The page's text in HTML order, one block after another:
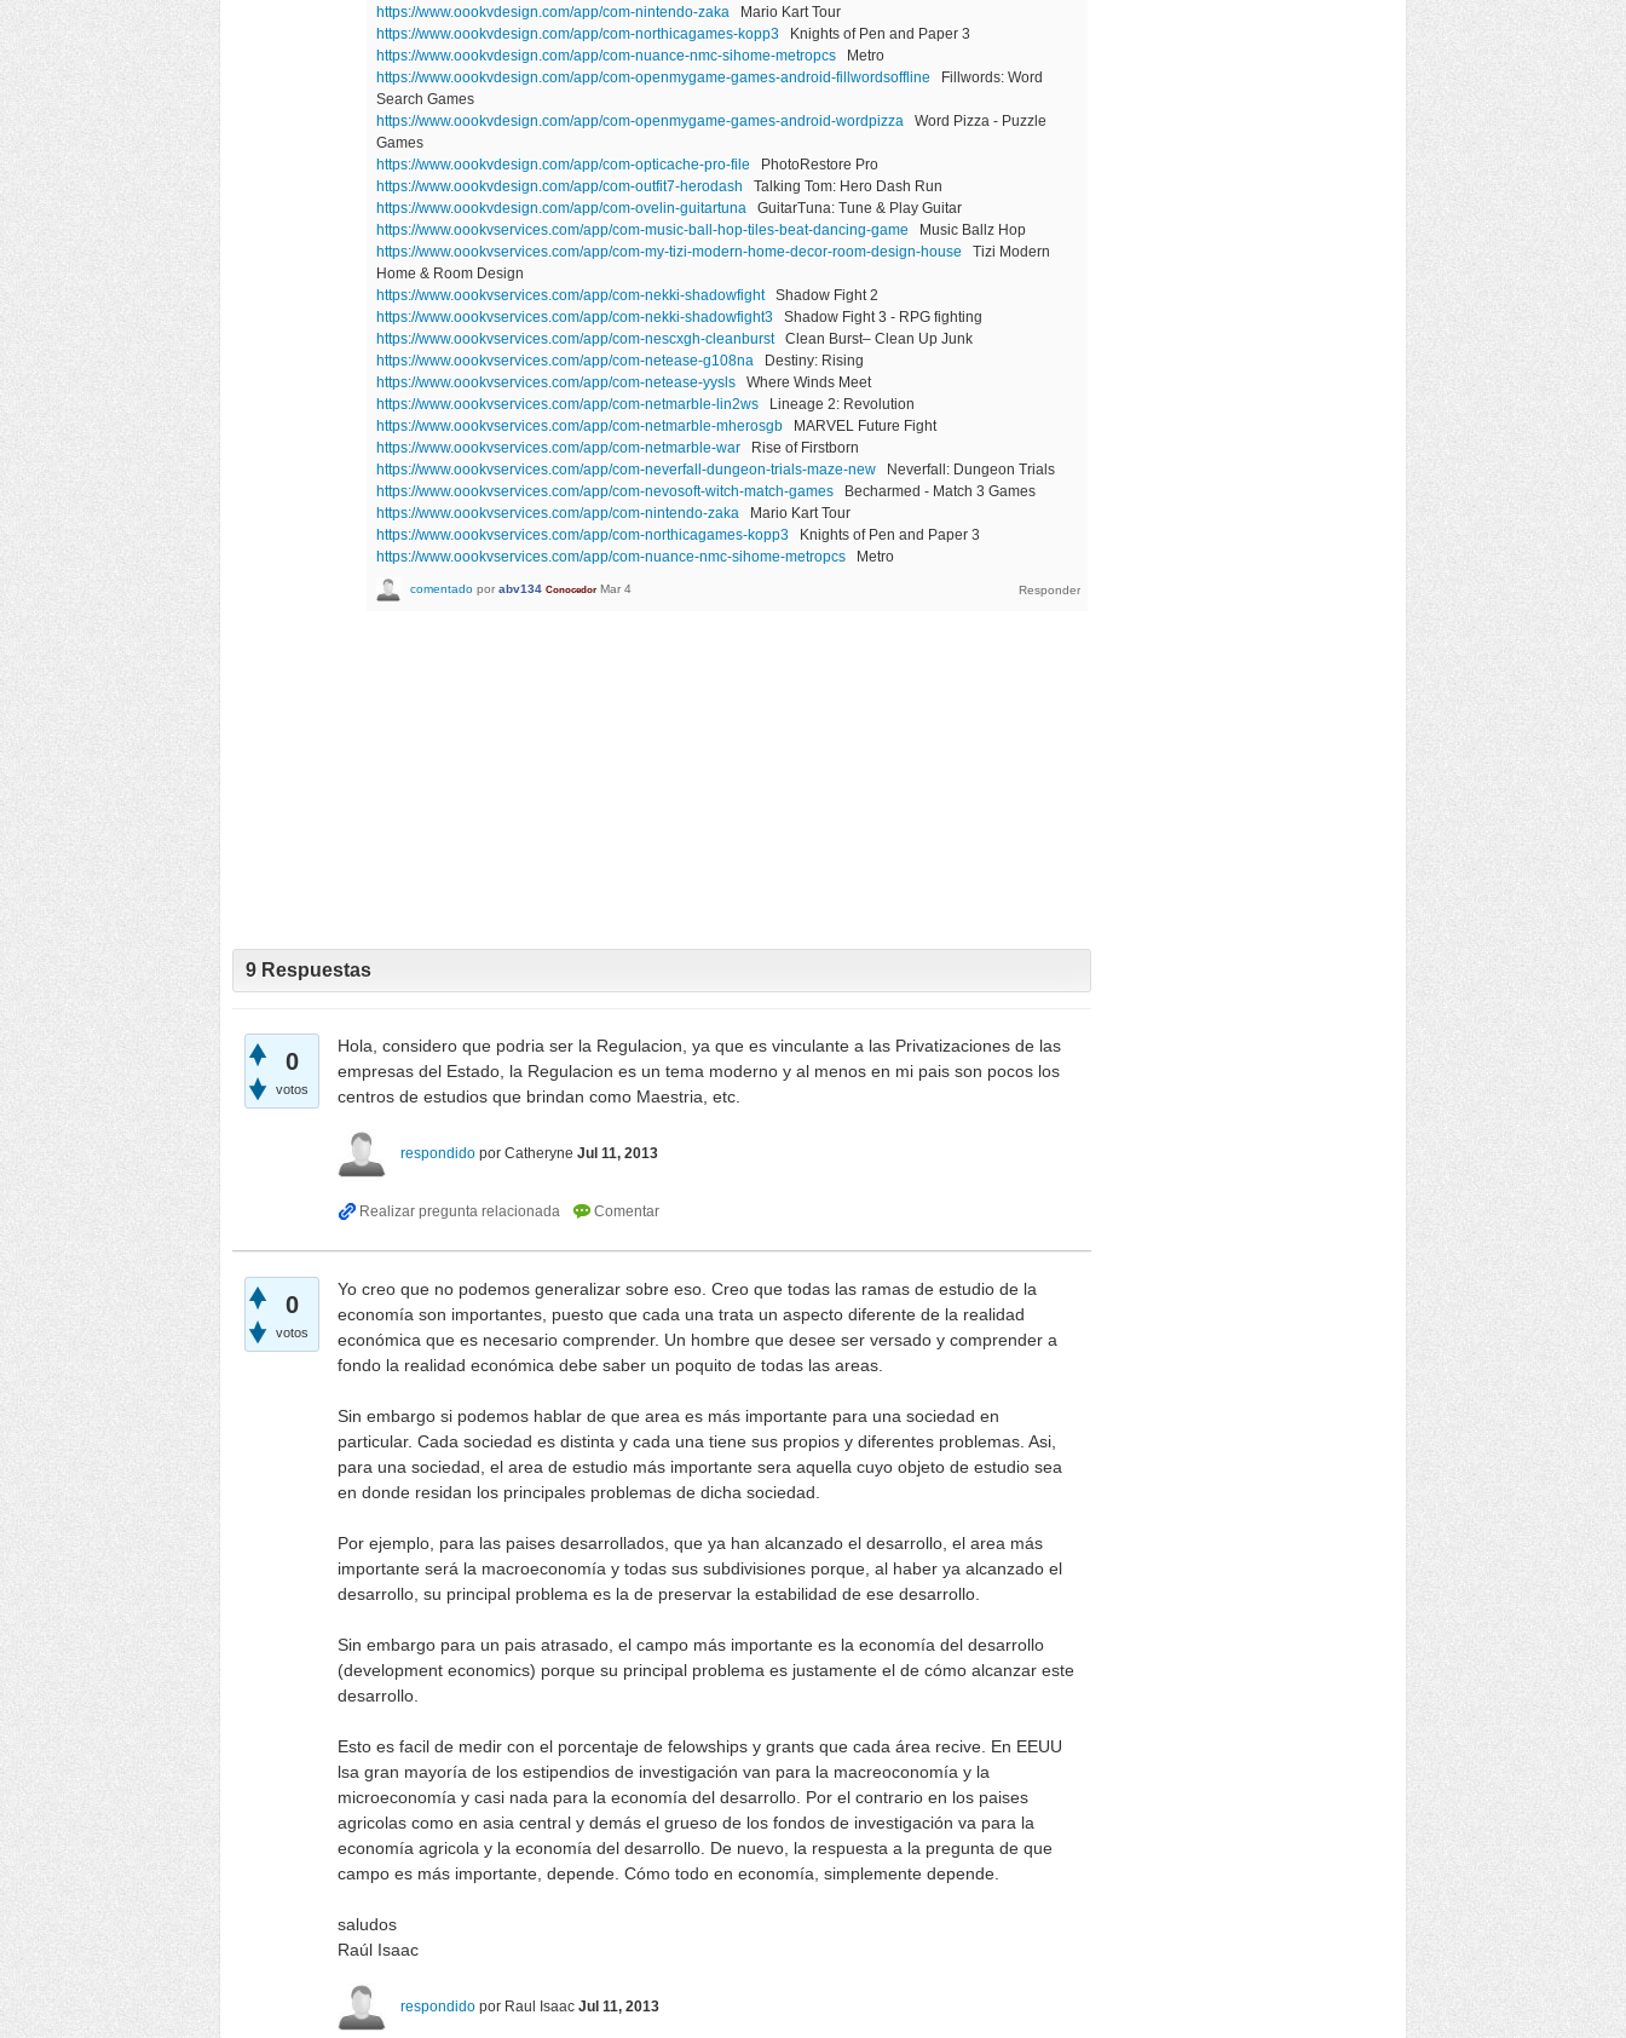
https://www.oookvdesign.com/app/com-nintendo-zaka Mario Kart Tour
https://www.oookvdesign.com/app/com-northicagames-kopp3 Knights of Pen and Paper 3
https://www.oookvdesign.com/app/com-nuance-nmc-sihome-metropcs Metro
https://www.oookvdesign.com/app/com-openmygame-games-android-fillwordsoffline Fillwords: Word
Search Games
https://www.oookvdesign.com/app/com-openmygame-games-android-wordpizza Word Pizza - Puzzle
Games
https://www.oookvdesign.com/app/com-opticache-pro-file PhotoRestore Pro
https://www.oookvdesign.com/app/com-outfit7-herodash Talking Tom: Hero Dash Run
https://www.oookvdesign.com/app/com-ovelin-guitartuna GuitarTuna: Tune & Play Guitar
https://www.oookvservices.com/app/com-music-ball-hop-tiles-beat-dancing-game Music Ballz Hop
https://www.oookvservices.com/app/com-my-tizi-modern-home-decor-room-design-house Tizi Modern
Home & Room Design
https://www.oookvservices.com/app/com-nekki-shadowfightShadow Fight 2
https://www.oookvservices.com/app/com-nekki-shadowfight3 Shadow Fight 3 - RPG fighting
https://www.oookvservices.com/app/com-nescxgh-cleanburstClean Burst– Clean Up Junk
https://www.oookvservices.com/app/com-netease-g108na Destiny: Rising
https://www.oookvservices.com/app/com-netease-yysls Where Winds Meet
https://www.oookvservices.com/app/com-netmarble-lin2ws Lineage 2: Revolution
https://www.oookvservices.com/app/com-netmarble-mherosgb MARVEL Future Fight
https://www.oookvservices.com/app/com-netmarble-war Rise of Firstborn
https://www.oookvservices.com/app/com-neverfall-dungeon-trials-maze-new Neverfall: Dungeon Trials
https://www.oookvservices.com/app/com-nevosoft-witch-match-games Becharmed - Match 3 Games
https://www.oookvservices.com/app/com-nintendo-zaka Mario Kart Tour
https://www.oookvservices.com/app/com-northicagames-kopp3 Knights of Pen and Paper 3
https://www.oookvservices.com/app/com-nuance-nmc-sihome-metropcs Metro
comentado por abv134 Conocedor Mar 4
9 Respuestas
0
votos
Hola, considero que podria ser la Regulacion, ya que es vinculante a las Privatizaciones de las
empresas del Estado, la Regulacion es un tema moderno y al menos en mi pais son pocos los
centros de estudios que brindan como Maestria, etc.
respondido por Catheryne Jul 11, 2013
0
votos
Yo creo que no podemos generalizar sobre eso. Creo que todas las ramas de estudio de la
economía son importantes, puesto que cada una trata un aspecto diferente de la realidad
económica que es necesario comprender. Un hombre que desee ser versado y comprender a
fondo la realidad económica debe saber un poquito de todas las areas.
Sin embargo si podemos hablar de que area es más importante para una sociedad en
particular. Cada sociedad es distinta y cada una tiene sus propios y diferentes problemas. Asi,
para una sociedad, el area de estudio más importante sera aquella cuyo objeto de estudio sea
en donde residan los principales problemas de dicha sociedad.
Por ejemplo, para las paises desarrollados, que ya han alcanzado el desarrollo, el area más
importante será la macroeconomía y todas sus subdivisiones porque, al haber ya alcanzado el
desarrollo, su principal problema es la de preservar la estabilidad de ese desarrollo.
Sin embargo para un pais atrasado, el campo más importante es la economía del desarrollo
(development economics) porque su principal problema es justamente el de cómo alcanzar este
desarrollo.
Esto es facil de medir con el porcentaje de felowships y grants que cada área recive. En EEUU
lsa gran mayoría de los estipendios de investigación van para la macreoconomía y la
microeconomía y casi nada para la economía del desarrollo. Por el contrario en los paises
agricolas como en asia central y demás el grueso de los fondos de investigación va para la
economía agricola y la economía del desarrollo. De nuevo, la respuesta a la pregunta de que
campo es más importante, depende. Cómo todo en economía, simplemente depende.
saludos
Raúl Isaac
respondido por Raul Isaac Jul 11, 2013